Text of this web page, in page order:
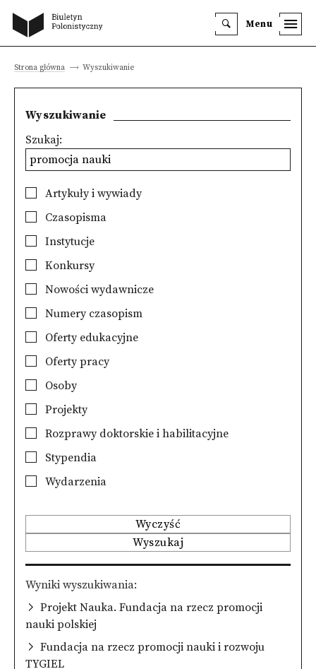
Menu
Strona główna Wyszukiwanie
Wyszukiwanie
Szukaj:
Artykuły i wywiady
Czasopisma
Instytucje
Konkursy
Nowości wydawnicze
Numery czasopism
Oferty edukacyjne
Oferty pracy
Osoby
Projekty
Rozprawy doktorskie i habilitacyjne
Stypendia
Wydarzenia
Wyczyść
Wyszukaj
Wyniki wyszukiwania
Projekt Nauka. Fundacja na rzecz promocji
nauki polskiej
Fundacja na rzecz promocji nauki i rozwoju
TYGIEL